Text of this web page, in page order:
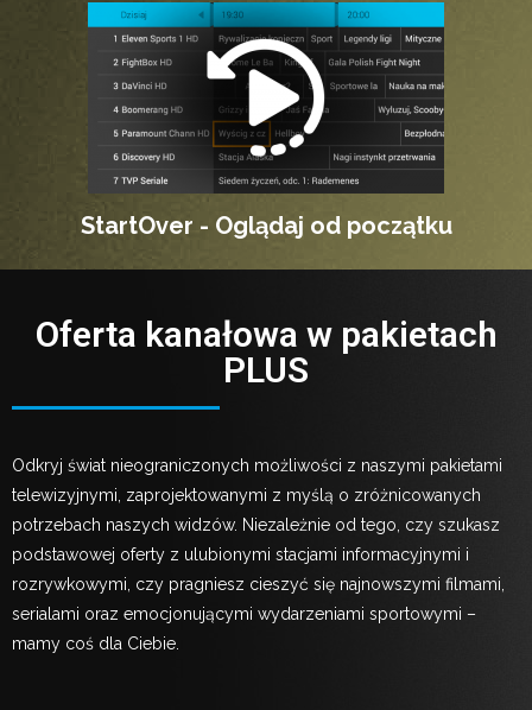
JAMBO Nagrywarka
Oferta kanałowa w pakietach
PLUS
Odkryj świat nieograniczonych możliwości z naszymi pakietami
telewizyjnymi, zaprojektowanymi z myślą o zróżnicowanych
potrzebach naszych widzów. Niezależnie od tego, czy szukasz
podstawowej oferty z ulubionymi stacjami informacyjnymi i
rozrywkowymi, czy pragniesz cieszyć się najnowszymi filmami,
serialami oraz emocjonującymi wydarzeniami sportowymi –
mamy coś dla Ciebie.